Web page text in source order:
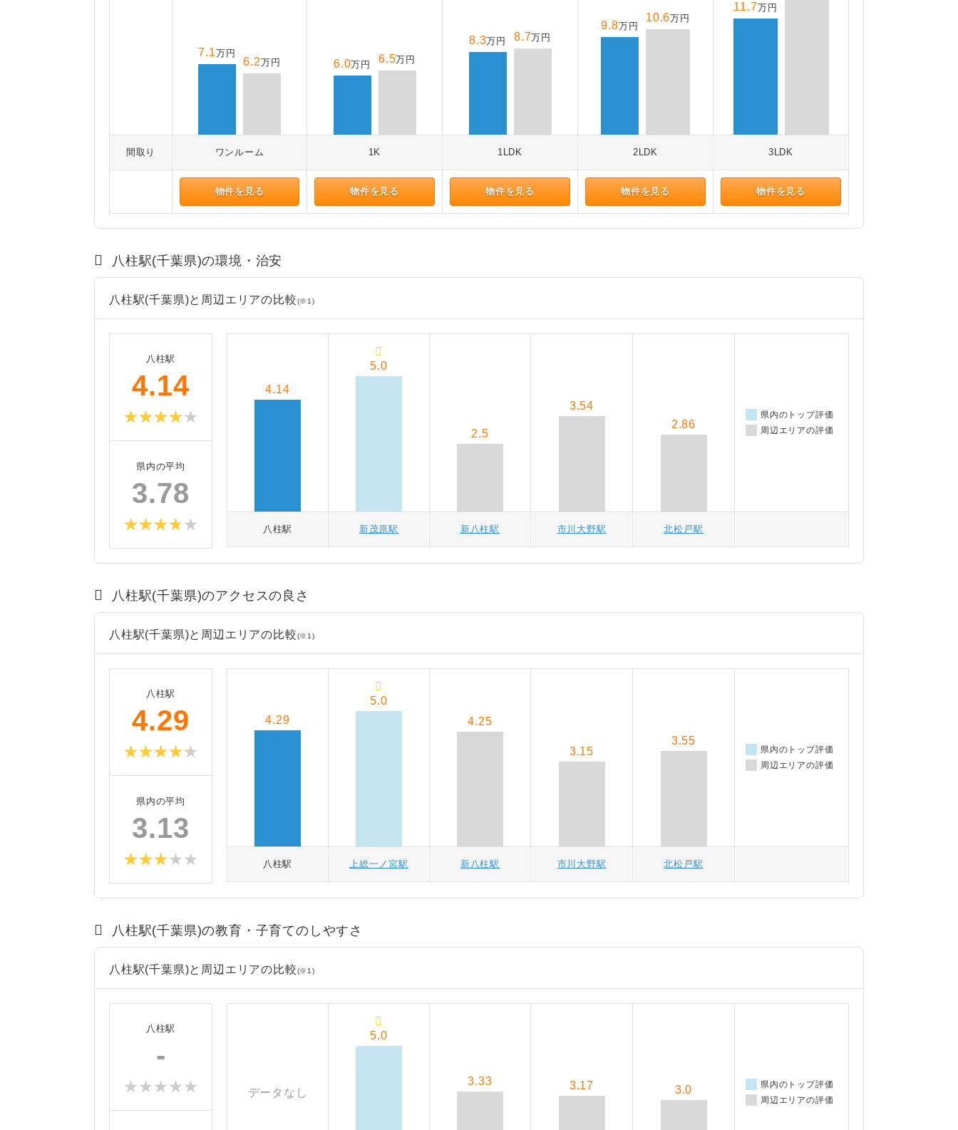
間取り ワンルーム 1K 1LDK 2LDK 3LDK
物件を見る 物件を見る 物件を見る 物件を見る 物件を見る
7.1万円
6.2万円 6.0万円 6.5万円
8.3万円 8.7万円
9.8万円
10.6万円
11.7万円
八柱駅(千葉県)の環境・治安
八柱駅(千葉県)と周辺エリアの比較(※1)
八柱駅
4.14
県内の平均
3.78
八柱駅 新茂原駅 新八柱駅 市川大野駅 北松戸駅
4.14
5.0
2.5
3.54
2.86
県内のトップ評価
周辺エリアの評価
八柱駅(千葉県)のアクセスの良さ
八柱駅(千葉県)と周辺エリアの比較(※1)
八柱駅
4.29
県内の平均
3.13
八柱駅 上総一ノ宮駅 新八柱駅 市川大野駅 北松戸駅
4.29
5.0
4.25
3.15
3.55
県内のトップ評価
周辺エリアの評価
八柱駅(千葉県)の教育・子育てのしやすさ
八柱駅(千葉県)と周辺エリアの比較(※1)
八柱駅
-
データなし
5.0
3.33 3.17 3.0
県内のトップ評価
周辺エリアの評価